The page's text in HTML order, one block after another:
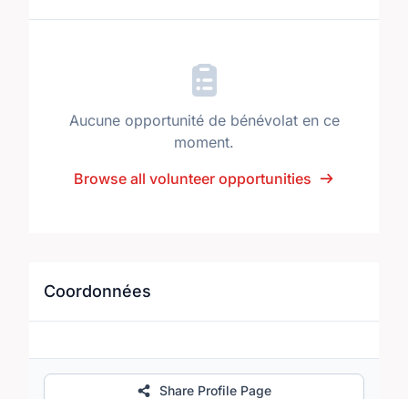
Aucune opportunité de bénévolat en ce
moment.
Browse all volunteer opportunities
Coordonnées
Share Profile Page